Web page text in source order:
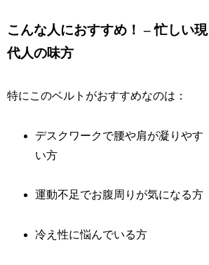
こんな人におすすめ！ – 忙しい現
代人の味方
特にこのベルトがおすすめなのは：
デスクワークで腰や肩が凝りやす
い方
運動不足でお腹周りが気になる方
冷え性に悩んでいる方